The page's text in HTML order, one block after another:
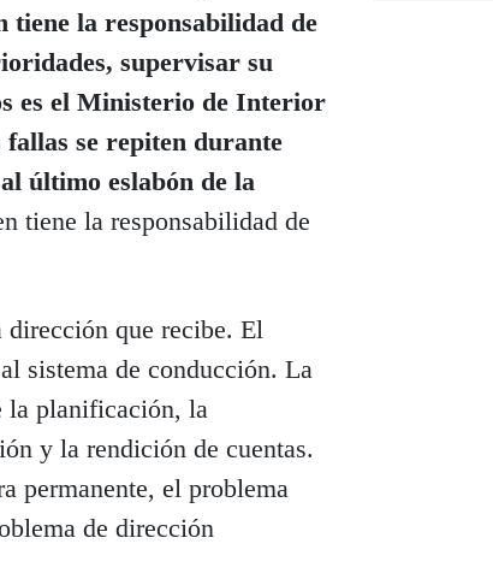
tiene la responsabilidad de
supervisar su
es el Ministerio de Interior
fallas se repiten durante
último eslabón de la
tiene la responsabilidad de
que recibe. El
sistema de conducción. La
la planificación, la
y la rendición de cuentas.
permanente, el problema
de dirección